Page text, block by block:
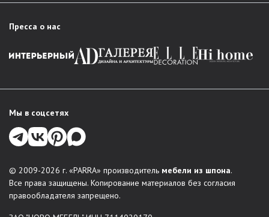
Пресса о нас
Мы в соцсетях
© 2009-2026 г. «PARRA» производитель мебели из шпона.
Все права защищены. Копирование материалов без согласия
правообладателя запрещено.